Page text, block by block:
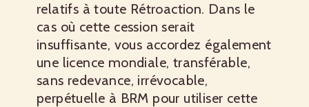
relatifs à toute Rétroaction. Dans le
cas où cette cession serait
insuffisante, vous accordez également
une licence mondiale, transférable,
sans redevance, irrévocable,
perpétuelle à BRM pour utiliser cette